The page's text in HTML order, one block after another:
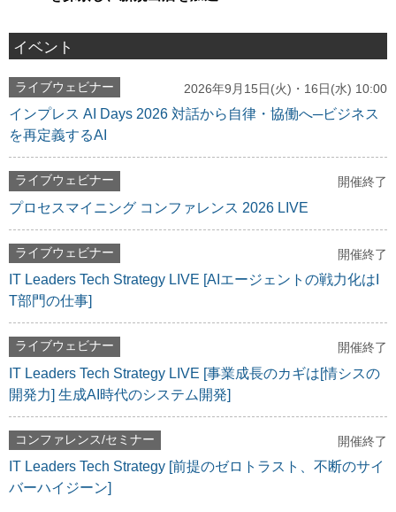
イベント
ライブウェビナー 2026年9月15日(火)・16日(水) 10:00
インプレス AI Days 2026 対話から自律・協働へ─ビジネス
を再定義するAI
ライブウェビナー 開催終了
プロセスマイニング コンファレンス 2026 LIVE
ライブウェビナー 開催終了
IT Leaders Tech Strategy LIVE [AIエージェントの戦力化はI
T部門の仕事]
ライブウェビナー 開催終了
IT Leaders Tech Strategy LIVE [事業成長のカギは[情シスの
開発力] 生成AI時代のシステム開発]
コンファレンス/セミナー 開催終了
IT Leaders Tech Strategy [前提のゼロトラスト、不断のサイ
バーハイジーン]